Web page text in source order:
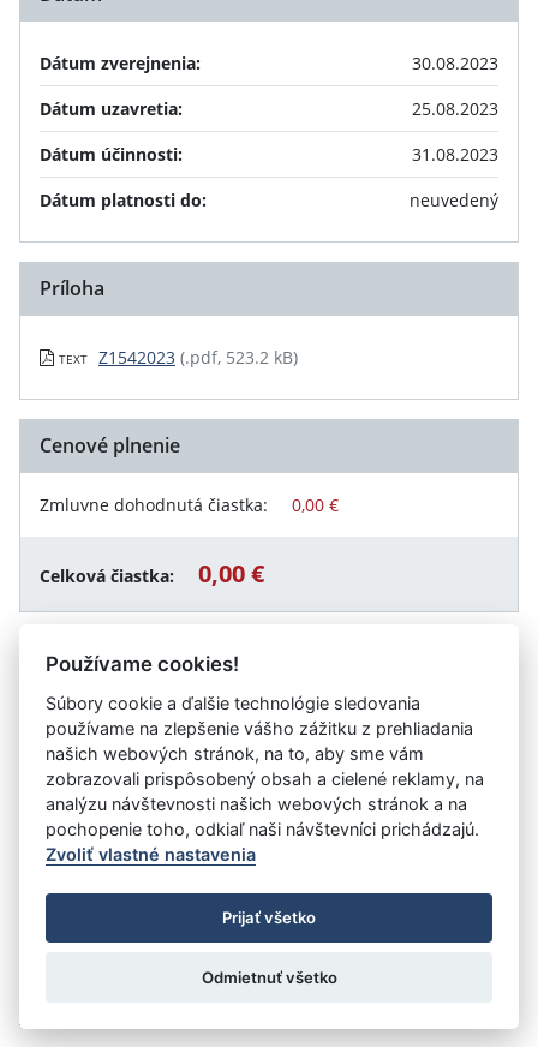
Dátum zverejnenia:
30.08.2023
Dátum uzavretia:
25.08.2023
Dátum účinnosti:
31.08.2023
Dátum platnosti do:
neuvedený
Príloha
TEXT Z1542023 (.pdf, 523.2 kB)
Cenové plnenie
Zmluvne dohodnutá čiastka: 0,00 €
Celková čiastka: 0,00 €
Vystavil:ROZVOJOVÁ AGENTÚRA Banskobystrického
samosprávneho kraja, n.o.
Úrad vlády SR
- Všetky práva vyhradené
Prehlásenie o prístupnosti
Zmluvy do 31.12.2010
Nastavenia cookies
: Aglo Solutions
Používame cookies!
Súbory cookie a ďalšie technológie sledovania
používame na zlepšenie vášho zážitku z prehliadania
našich webových stránok, na to, aby sme vám
zobrazovali prispôsobený obsah a cielené reklamy, na
analýzu návštevnosti našich webových stránok a na
pochopenie toho, odkiaľ naši návštevníci prichádzajú.
Zvoliť vlastné nastavenia
Prijať všetko
Odmietnuť všetko